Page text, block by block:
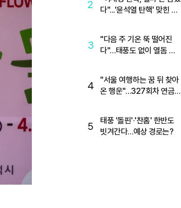
지
2
다"...'윤석열 탄핵' 맞힌 무
3
"다음 주 기온 뚝 떨어진
다"…태풍도 없이 열돔 박
4
"서울 여행하는 꿈 뒤 찾아
온 행운"…327회차 연금
5
태풍 '돌핀'·'찬홈' 한반도
빗겨간다…예상 경로는?